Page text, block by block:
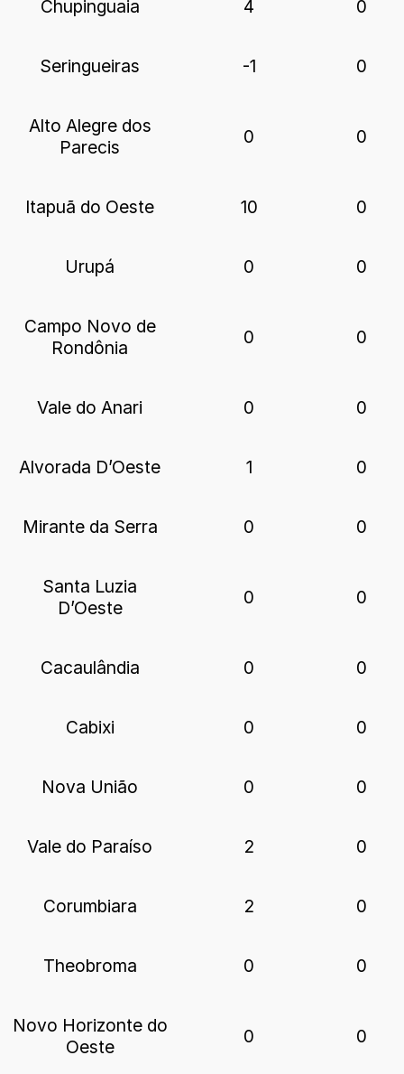
Chupinguaia 4 0
Seringueiras -1 0
Alto Alegre dos
Parecis
0 0
Itapuã do Oeste 10 0
Urupá 0 0
Campo Novo de
Rondônia
0 0
Vale do Anari 0 0
Alvorada D’Oeste 1 0
Mirante da Serra 0 0
Santa Luzia
D’Oeste
0 0
Cacaulândia 0 0
Cabixi 0 0
Nova União 0 0
Vale do Paraíso 2 0
Corumbiara 2 0
Theobroma 0 0
Novo Horizonte do
Oeste
0 0